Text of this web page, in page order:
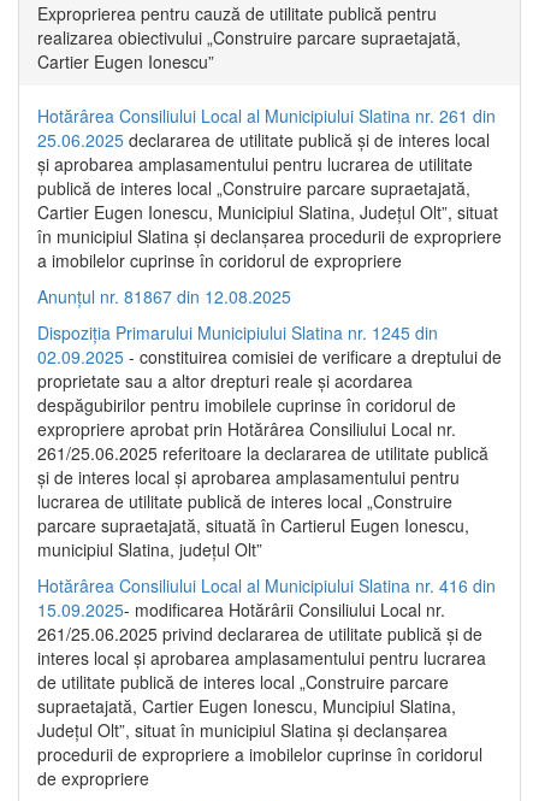
Exproprierea pentru cauză de utilitate publică pentru
realizarea obiectivului „Construire parcare supraetajată,
Cartier Eugen Ionescu”
Hotărârea Consiliului Local al Municipiului Slatina nr. 261 din
25.06.2025 declararea de utilitate publică și de interes local
și aprobarea amplasamentului pentru lucrarea de utilitate
publică de interes local „Construire parcare supraetajată,
Cartier Eugen Ionescu, Municipiul Slatina, Județul Olt”, situat
în municipiul Slatina și declanșarea procedurii de expropriere
a imobilelor cuprinse în coridorul de expropriere
Anunțul nr. 81867 din 12.08.2025
Dispoziția Primarului Municipiului Slatina nr. 1245 din
02.09.2025 - constituirea comisiei de verificare a dreptului de
proprietate sau a altor drepturi reale și acordarea
despăgubirilor pentru imobilele cuprinse în coridorul de
expropriere aprobat prin Hotărârea Consiliului Local nr.
261/25.06.2025 referitoare la declararea de utilitate publică
și de interes local și aprobarea amplasamentului pentru
lucrarea de utilitate publică de interes local „Construire
parcare supraetajată, situată în Cartierul Eugen Ionescu,
municipiul Slatina, județul Olt”
Hotărârea Consiliului Local al Municipiului Slatina nr. 416 din
15.09.2025- modificarea Hotărârii Consiliului Local nr.
261/25.06.2025 privind declararea de utilitate publică și de
interes local și aprobarea amplasamentului pentru lucrarea
de utilitate publică de interes local „Construire parcare
supraetajată, Cartier Eugen Ionescu, Muncipiul Slatina,
Județul Olt”, situat în municipiul Slatina și declanșarea
procedurii de expropriere a imobilelor cuprinse în coridorul
de expropriere